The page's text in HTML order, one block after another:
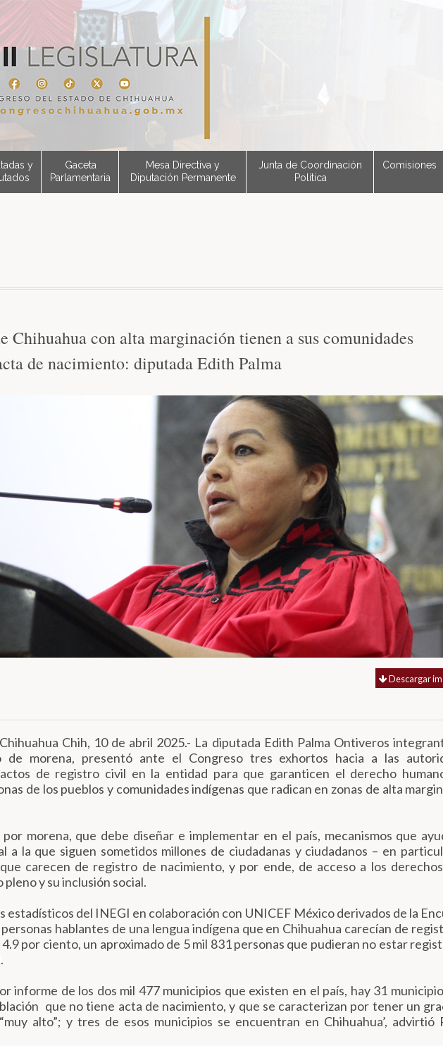
y
Gaceta
Parlamentaria
Mesa Directiva y
Diputación Permanente
Junta de Coordinación
Política
Comisiones
Chihuahua con alta marginación tienen a sus comunidades
de nacimiento: diputada Edith Palma
Descargar
Chih, 10 de abril 2025.- La diputada Edith Palma Ontiveros
de morena, presentó ante el Congreso tres exhortos hacia a las
de registro civil en la entidad para que garanticen el derecho
de los pueblos y comunidades indígenas que radican en zonas de alta
morena, que debe diseñar e implementar en el país, mecanismos que
a la que siguen sometidos millones de ciudadanas y ciudadanos – en
carecen de registro de nacimiento, y por ende, de acceso a los
y su inclusión social.
estadísticos del INEGI en colaboración con UNICEF México derivados de la
hablantes de una lengua indígena que en Chihuahua carecían de
por ciento, un aproximado de 5 mil 831 personas que pudieran no estar
informe de los dos mil 477 municipios que existen en el país, hay 31
que no tiene acta de nacimiento, y que se caracterizan por tener un
alto”; y tres de esos municipios se encuentran en Chihuahua’, advirtió